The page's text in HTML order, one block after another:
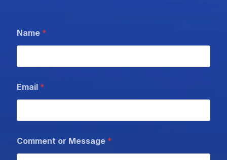
Name *
Email *
o
y
Comment or Message *